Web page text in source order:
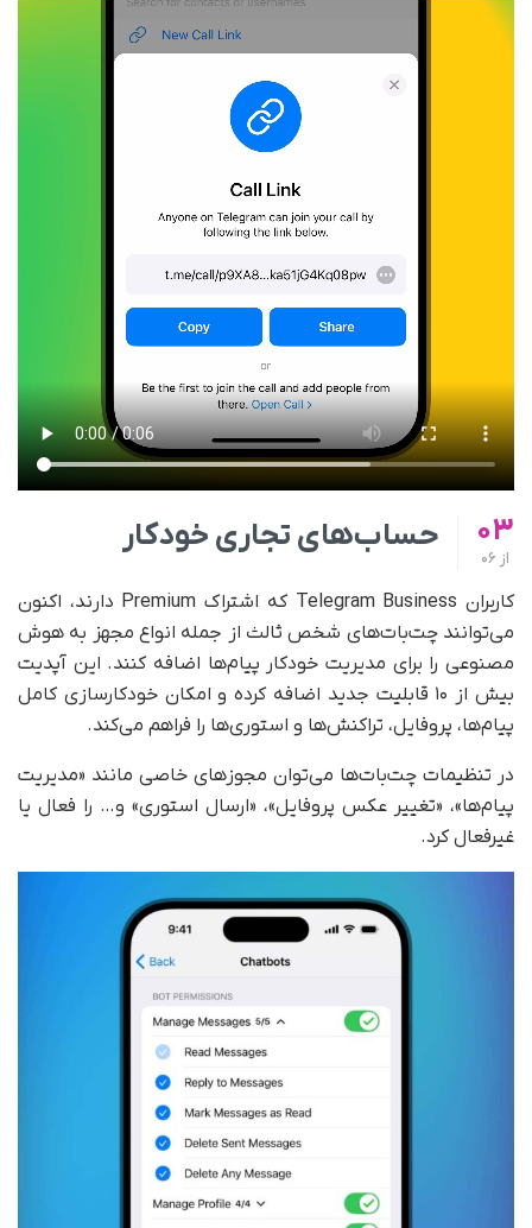
03
از
حساب‌های تجاری خودکار
کاربران Telegram Business که اشتراک Premium دارند، اکنون
می‌توانند چت‌بات‌های شخص ثالث از جمله انواع مجهز به هوش
مصنوعی را برای مدیریت خودکار پیام‌ها اضافه کنند. این آپدیت
بیش از ۱۰ قابلیت جدید اضافه کرده و امکان خودکارسازی کامل
پیام‌ها، پروفایل، تراکنش‌ها و استوری‌ها را فراهم می‌کند.
در تنظیمات چت‌بات‌ها می‌توان مجوزهای خاصی مانند «مدیریت
پیام‌ها»، «تغییر عکس پروفایل»، «ارسال استوری» و… را فعال یا
غیرفعال کرد.